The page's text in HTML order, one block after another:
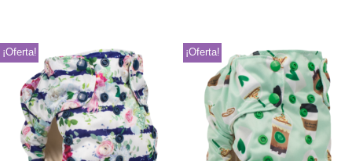
¡Oferta! ¡Oferta!